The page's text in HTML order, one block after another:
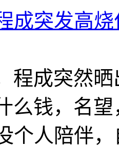
成突发高
程成突然
么钱，名
个人陪伴